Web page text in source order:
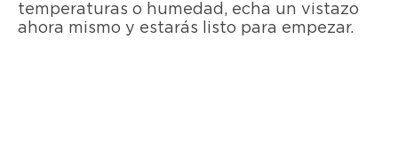
temperaturas o humedad, echa un vistazo
ahora mismo y estarás listo para empezar.